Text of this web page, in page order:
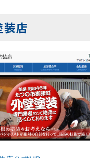
装店